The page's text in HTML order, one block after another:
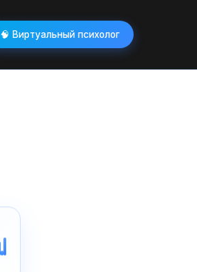
🧠 Виртуальный психолог